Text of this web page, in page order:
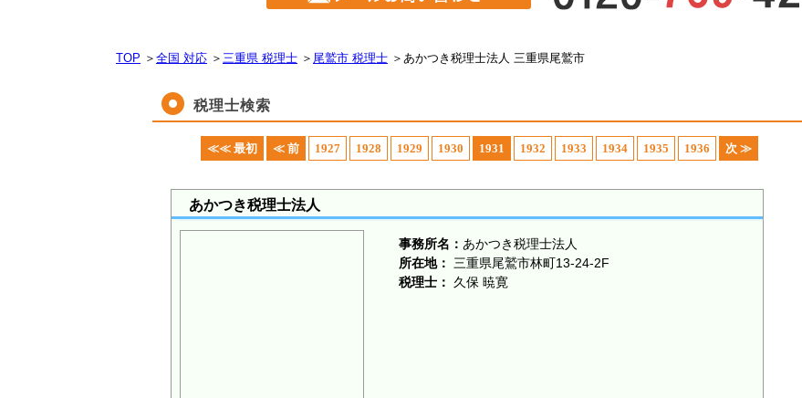
TOP ＞ 全国 対応 ＞ 三重県 税理士 ＞ 尾鷲市 税理士 ＞ あかつき税理士法人 三重県尾鷲市
税理士検索
≪≪ 最初 ≪ 前 1927 1928 1929 1930 1931 1932 1933 1934 1935 1936 次 ≫
あかつき税理士法人
事務所名： あかつき税理士法人
所在地：
三重県尾鷲市林町13-24-2F
税理士：
久保 暁寛